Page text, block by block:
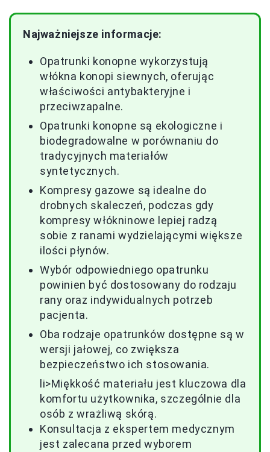
Najważniejsze informacje:
Opatrunki konopne wykorzystują
włókna konopi siewnych, oferując
właściwości antybakteryjne i
przeciwzapalne.
Opatrunki konopne są ekologiczne i
biodegradowalne w porównaniu do
tradycyjnych materiałów
syntetycznych.
Kompresy gazowe są idealne do
drobnych skaleczeń, podczas gdy
kompresy włókninowe lepiej radzą
sobie z ranami wydzielającymi większe
ilości płynów.
Wybór odpowiedniego opatrunku
powinien być dostosowany do rodzaju
rany oraz indywidualnych potrzeb
pacjenta.
Oba rodzaje opatrunków dostępne są w
wersji jałowej, co zwiększa
bezpieczeństwo ich stosowania.
li>Miękkość materiału jest kluczowa dla
komfortu użytkownika, szczególnie dla
osób z wrażliwą skórą.
Konsultacja z ekspertem medycznym
jest zalecana przed wyborem